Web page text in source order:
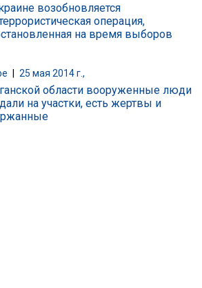
возобновляется
операция,
на время выборов
25 мая 2014 г.,
области вооруженные люди
на участки, есть жертвы и